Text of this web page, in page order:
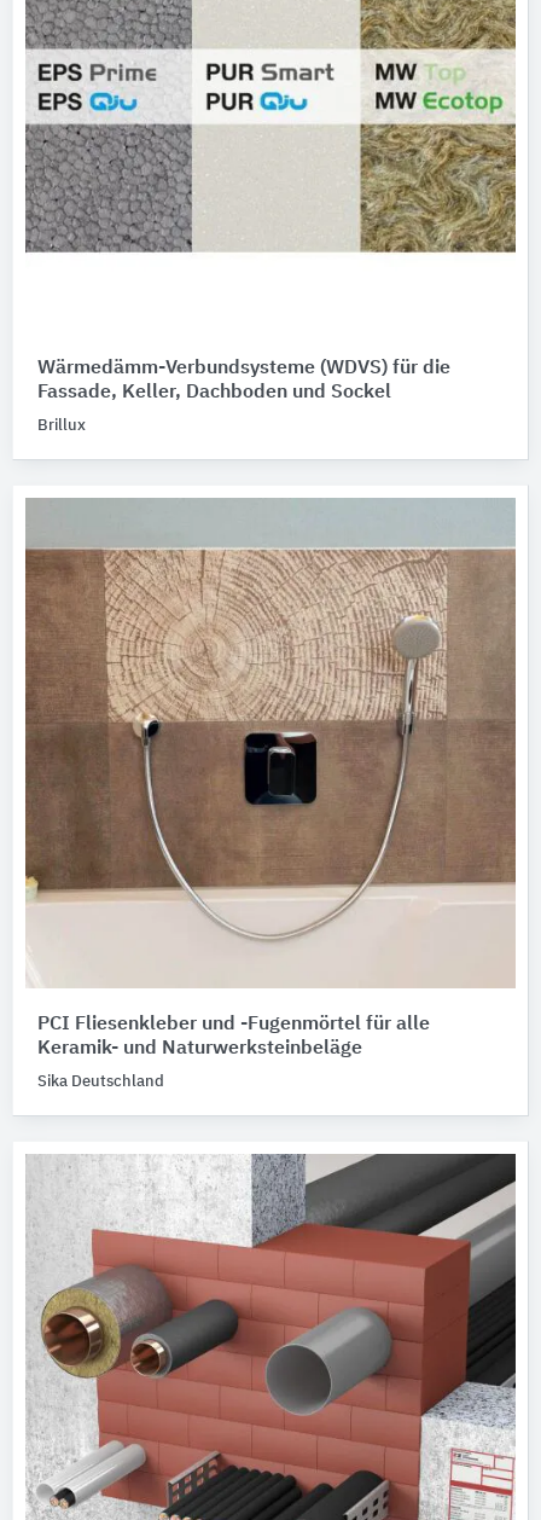
Wärmedämm-Verbundsysteme (WDVS) für die
Fassade, Keller, Dachboden und Sockel
Brillux
PCI Fliesenkleber und -Fugenmörtel für alle
Keramik- und Naturwerksteinbeläge
Sika Deutschland